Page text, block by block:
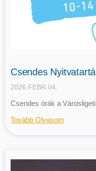
Csendes
2026.FEBR.04.
Csendes órák a
Tovább Olvasom